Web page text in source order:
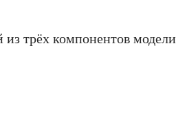
из трёх компонентов модели